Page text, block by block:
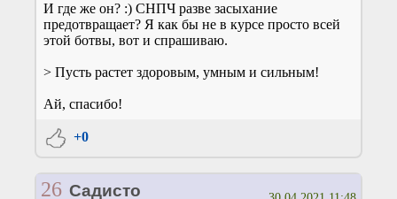
И где же он? :) СНПЧ разве засыхание
предотвращает? Я как бы не в курсе просто всей
этой ботвы, вот и спрашиваю.
> Пусть растет здоровым, умным и сильным!
Ай, спасибо!
+0
26 Садисто